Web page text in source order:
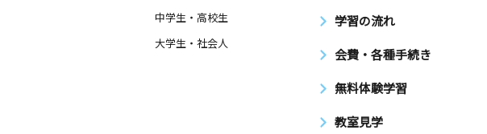
中学生・高校生
大学生・社会人
学習の流れ
会費・各種手続き
無料体験学習
教室見学